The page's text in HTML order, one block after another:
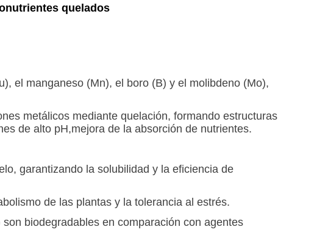
quelados
el manganeso (Mn), el boro (B) y el molibdeno (Mo),
metálicos mediante quelación, formando estructuras
de alto pH,mejora de la absorción de nutrientes.
garantizando la solubilidad y la eficiencia de
de las plantas y la tolerancia al estrés.
biodegradables en comparación con agentes